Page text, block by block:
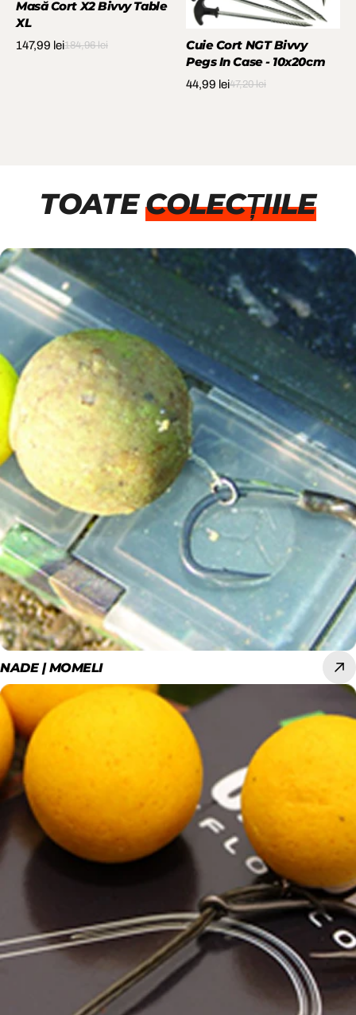
Masă Cort X2 Bivvy Table
XL
147,99 lei184,96 lei
Cuie Cort NGT Bivvy
Pegs In Case - 10x20cm
44,99 lei47,20 lei
TOATECOLECȚIILE
NADE | MOMELI